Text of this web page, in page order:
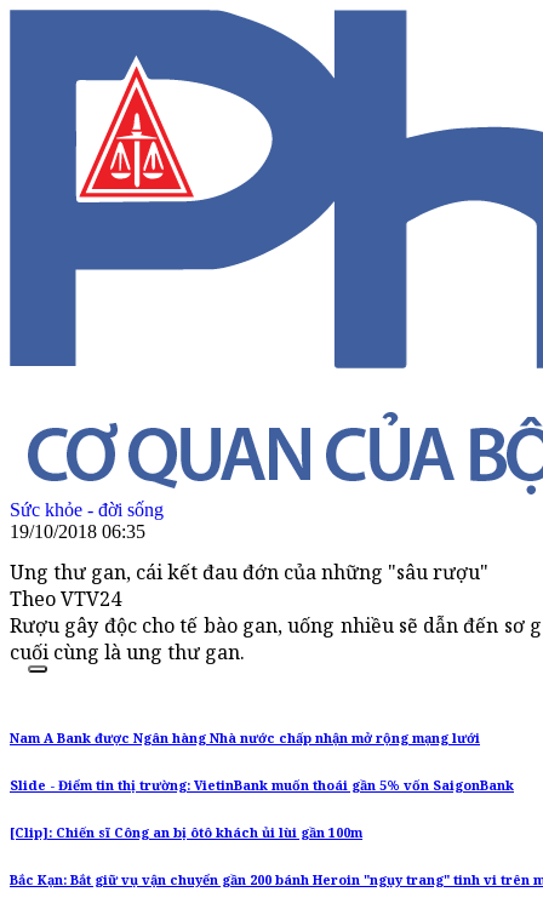
Sức khỏe - đời sống
19/10/2018 06:35
Ung thư gan, cái kết đau đớn của những "sâu rượu"
Theo VTV24
Rượu gây độc cho tế bào gan, uống nhiều sẽ dẫn đến sơ
cuối cùng là ung thư gan.
Nam A Bank được Ngân hàng Nhà nước chấp nhận mở rộng mạng lưới
Slide - Điểm tin thị trường: VietinBank muốn thoái gần 5% vốn SaigonBank
[Clip]: Chiến sĩ Công an bị ôtô khách ủi lùi gần 100m
Bắc Kạn: Bắt giữ vụ vận chuyển gần 200 bánh Heroin "ngụy trang" tinh vi trên